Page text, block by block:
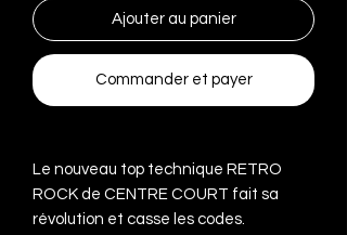
Ajouter au panier
Commander et payer
Le nouveau top technique RETRO
ROCK de CENTRE COURT fait sa
révolution et casse les codes.